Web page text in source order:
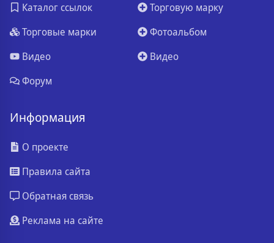
Каталог ссылок
Торговые марки
Видео
Форум
Торговую марку
Фотоальбом
Видео
Информация
О проекте
Правила сайта
Обратная связь
Реклама на сайте